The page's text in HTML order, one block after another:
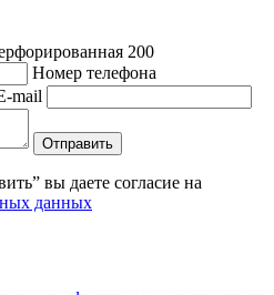
200
Номер телефона
mail
Отправить
вы даете согласие на
данных